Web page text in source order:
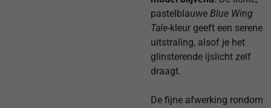
pastelblauwe Blue Wing
Tale-kleur geeft een serene
uitstraling, alsof je het
glinsterende ijslicht zelf
draagt.
De fijne afwerking rondom